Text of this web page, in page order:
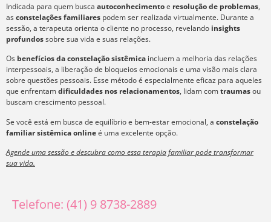
Indicada para quem busca autoconhecimentoe resolução de problemas,
asconstelações familiares podem ser realizada virtualmente. Durante a
sessão, a terapeuta orienta o cliente no processo, revelando insights
profundossobre sua vida e suas relações.
Os benefícios da constelação sistêmica incluem a melhoria das relações
interpessoais, a liberação de bloqueios emocionais e uma visão mais clara
sobre questões pessoais. Esse método é especialmente eficaz para aqueles
que enfrentamdificuldades nos relacionamentos, lidam comtraumasou
buscam crescimento pessoal.
Se você está em busca de equilíbrio e bem-estar emocional, a constelação
familiar sistêmica onlineé uma excelente opção.
Agende uma sessão e descubra como essa terapia familiar pode transformar
sua vida.
Telefone: (41) 9 8738-2889